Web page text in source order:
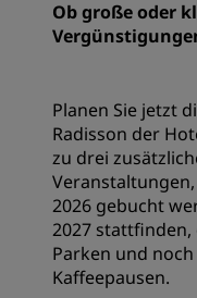
Ob große oder
Planen Sie jetzt
Radisson der
zu drei
2026 gebucht
2027
Parken und
Kaffeepausen.